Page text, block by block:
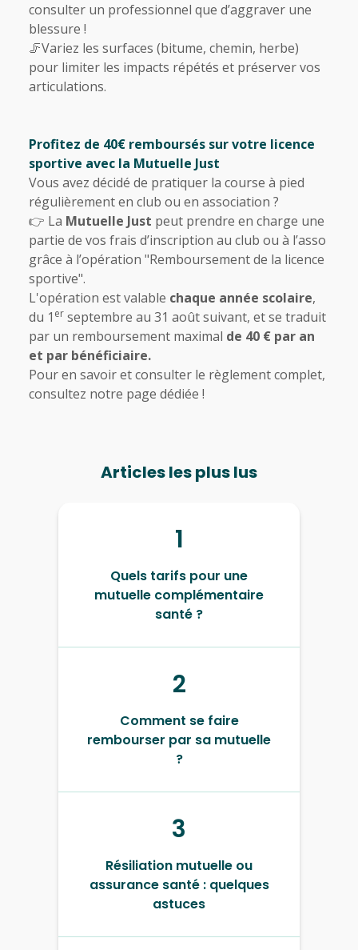
consulter un professionnel que d’aggraver une
blessure !
🦵Variez les surfaces (bitume, chemin, herbe)
pour limiter les impacts répétés et préserver vos
articulations.
Profitez de 40€ remboursés sur votre licence
sportive avec la Mutuelle Just
Vous avez décidé de pratiquer la course à pied
régulièrement en club ou en association ?
👉 La Mutuelle Just peut prendre en charge une
partie de vos frais d’inscription au club ou à l’asso
grâce à l’opération "Remboursement de la licence
sportive".
L'opération est valable chaque année scolaire,
du 1 er septembre au 31 août suivant, et se traduit
par un remboursement maximal de 40 € par an
et par bénéficiaire.
Pour en savoir et consulter le règlement complet,
consultez notre page dédiée !
Articles les plus lus
1
Quels tarifs pour une
mutuelle complémentaire
santé ?
2
Comment se faire
rembourser par sa mutuelle
?
3
Résiliation mutuelle ou
assurance santé : quelques
astuces